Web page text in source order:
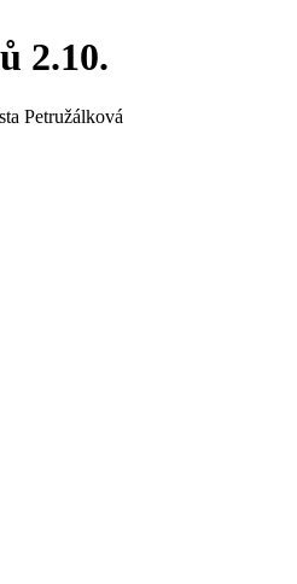
2.10.
Petružálková